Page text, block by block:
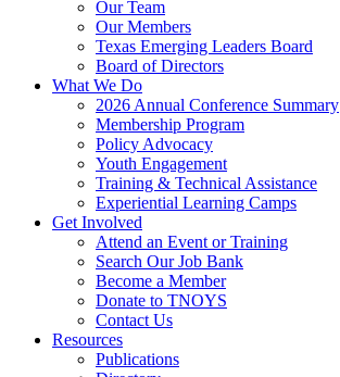
Our Team
Our Members
Texas Emerging Leaders Board
Board of Directors
What We Do
2026 Annual Conference Summary
Membership Program
Policy Advocacy
Youth Engagement
Training & Technical Assistance
Experiential Learning Camps
Get Involved
Attend an Event or Training
Search Our Job Bank
Become a Member
Donate to TNOYS
Contact Us
Resources
Publications